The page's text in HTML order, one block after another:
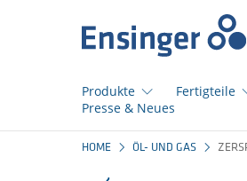
Produkte Fertigteile
Presse & Neues
HOME ÖL- UND GAS